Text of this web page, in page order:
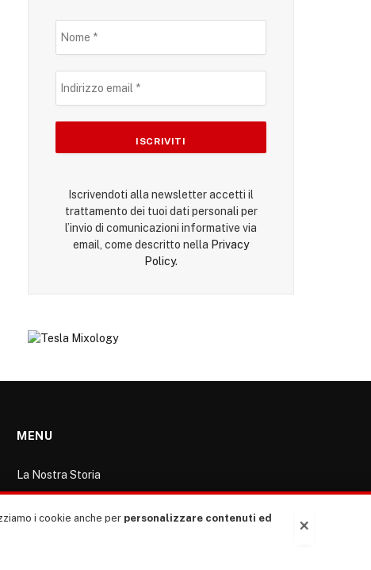
Iscrivendoti alla newsletter accetti il
trattamento dei tuoi dati personali per
l’invio di comunicazioni informative via
email, come descritto nella Privacy
Policy.
MENU
La Nostra Storia
ventitrenta
×
i cookie anche per personalizzare contenuti ed